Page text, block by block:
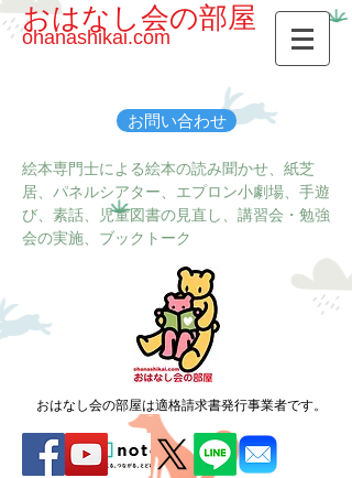
おはなし会の部屋
ohanashikai.com
お問い合わせ
絵本専門士による絵本の読み聞かせ、紙芝
居、パネルシアター、エプロン小劇場、手遊
び、素話、児童図書の見直し、講習会・勉強
会の実施、ブックトーク
おはなし会の部屋は適格請求書発行事業者です。